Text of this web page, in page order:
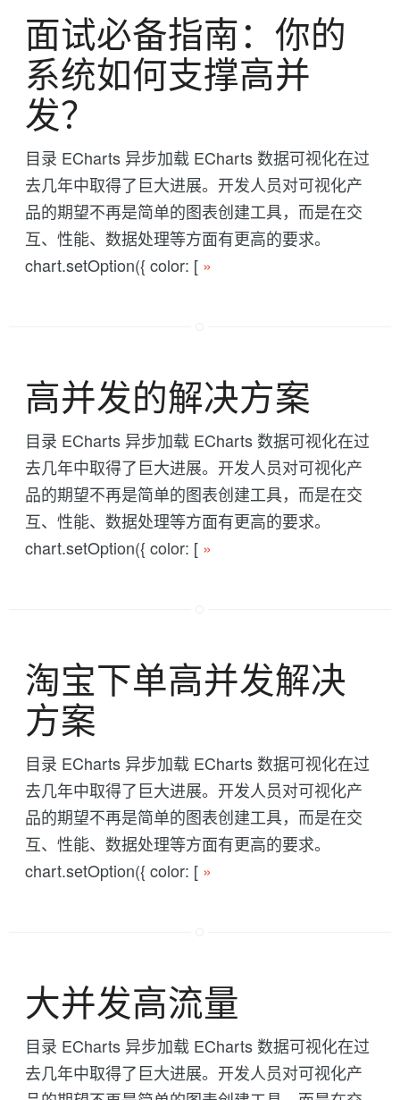
面试必备指南：你的
系统如何支撑高并
发？
目录 ECharts 异步加载 ECharts 数据可视化在过
去几年中取得了巨大进展。开发人员对可视化产
品的期望不再是简单的图表创建工具，而是在交
互、性能、数据处理等方面有更高的要求。
chart.setOption({ color: [ »
高并发的解决方案
目录 ECharts 异步加载 ECharts 数据可视化在过
去几年中取得了巨大进展。开发人员对可视化产
品的期望不再是简单的图表创建工具，而是在交
互、性能、数据处理等方面有更高的要求。
chart.setOption({ color: [ »
淘宝下单高并发解决
方案
目录 ECharts 异步加载 ECharts 数据可视化在过
去几年中取得了巨大进展。开发人员对可视化产
品的期望不再是简单的图表创建工具，而是在交
互、性能、数据处理等方面有更高的要求。
chart.setOption({ color: [ »
大并发高流量
目录 ECharts 异步加载 ECharts 数据可视化在过
去几年中取得了巨大进展。开发人员对可视化产